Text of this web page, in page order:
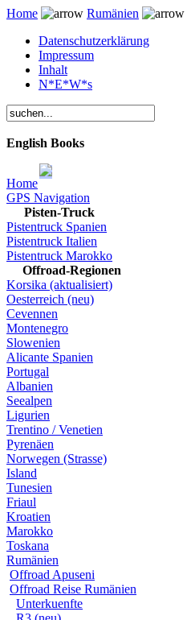
Home Rumänien
Datenschutzerklärung
Impressum
Inhalt
N*E*W*s
English Books
Home
GPS Navigation
Pisten-Truck
Pistentruck Spanien
Pistentruck Italien
Pistentruck Marokko
Offroad-Regionen
Korsika (aktualisiert)
Oesterreich (neu)
Cevennen
Montenegro
Slowenien
Alicante Spanien
Portugal
Albanien
Seealpen
Ligurien
Trentino / Venetien
Pyrenäen
Norwegen (Strasse)
Island
Tunesien
Friaul
Kroatien
Marokko
Toskana
Rumänien
Offroad Apuseni
Offroad Reise Rumänien
Unterkuenfte